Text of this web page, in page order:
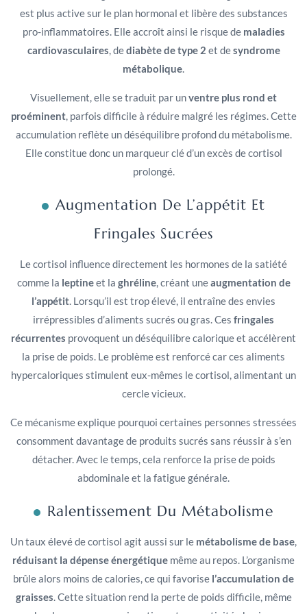
est plus active sur le plan hormonal et libère des substances
pro-inflammatoires. Elle accroît ainsi le risque de maladies
cardiovasculaires, dediabète de type 2 et desyndrome
métabolique.
Visuellement, elle se traduit par unventre plus rond et
proéminent, parfois difficile à réduire malgré les régimes. Cette
accumulation reflète un déséquilibre profond du métabolisme.
Elle constitue donc un marqueur clé d’un excès de cortisol
prolongé.
Augmentation De L’appétit Et
Fringales Sucrées
Le cortisol influence directement les hormones de la satiété
comme la leptineet la ghréline, créant uneaugmentation de
l’appétit. Lorsqu’il est trop élevé, il entraîne des envies
irrépressibles d’aliments sucrés ou gras. Ces fringales
récurrentes provoquent un déséquilibre calorique et accélèrent
la prise de poids. Le problème est renforcé car ces aliments
hypercaloriques stimulent eux-mêmes le cortisol, alimentant un
cercle vicieux.
Ce mécanisme explique pourquoi certaines personnes stressées
consomment davantage de produits sucrés sans réussir à s’en
détacher. Avec le temps, cela renforce la prise de poids
abdominale et la fatigue générale.
Ralentissement Du Métabolisme
Un taux élevé de cortisol agit aussi sur le métabolisme de base,
réduisant la dépense énergétique même au repos. L’organisme
brûle alors moins de calories, ce qui favorise l’accumulation de
graisses. Cette situation rend la perte de poids difficile, même